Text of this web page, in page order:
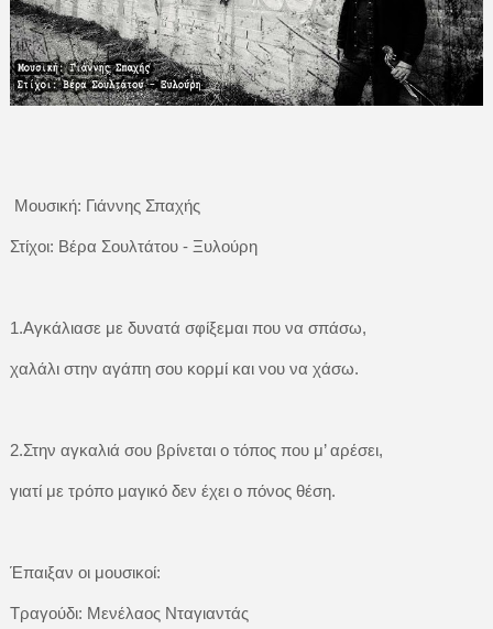
Μουσική: Γιάννης Σπαχής
Στίχοι: Βέρα Σουλτάτου - Ξυλούρη
1.Αγκάλιασε με δυνατά σφίξεμαι που να σπάσω,
χαλάλι στην αγάπη σου κορμί και νου να χάσω.
2.Στην αγκαλιά σου βρίνεται ο τόπος που μ’ αρέσει,
γιατί με τρόπο μαγικό δεν έχει ο πόνος θέση.
Έπαιξαν οι μουσικοί:
Τραγούδι: Μενέλαος Νταγιαντάς